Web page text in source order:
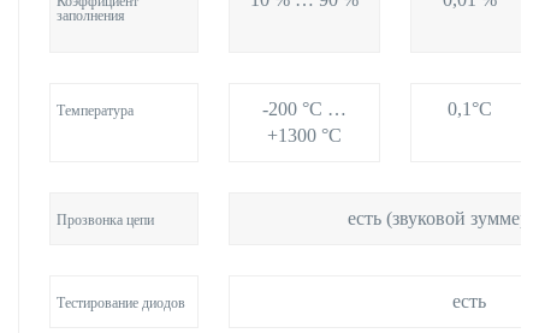
заполнения
Температура
-200 °C …
+1300 °C
0,1°С
Прозвонка цепи есть (звуковой
Тестирование диодов есть